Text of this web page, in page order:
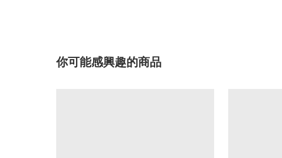
你可能感興趣的商品